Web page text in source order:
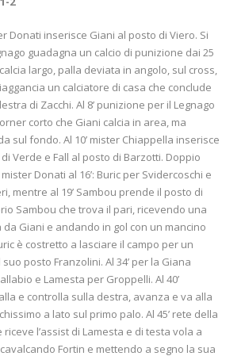
Donati inserisce Giani al posto di Viero. Si
guadagna un calcio di punizione dai 25
largo, palla deviata in angolo, sul cross,
un calciatore di casa che conclude
di Zacchi. Al 8’ punizione per il Legnago
corto che Giani calcia in area, ma
sul fondo. Al 10’ mister Chiappella inserisce
Verde e Fall al posto di Barzotti. Doppio
Donati al 16’: Buric per Svidercoschi e
mentre al 19’ Sambou prende il posto di
Sambou che trova il pari, ricevendo una
Giani e andando in gol con un mancino
è costretto a lasciare il campo per un
posto Franzolini. Al 34’ per la Giana
e Lamesta per Groppelli. Al 40’
e controlla sulla destra, avanza e va alla
a lato sul primo palo. Al 45’ rete della
riceve l’assist di Lamesta e di testa vola a
Fortin e mettendo a segno la sua